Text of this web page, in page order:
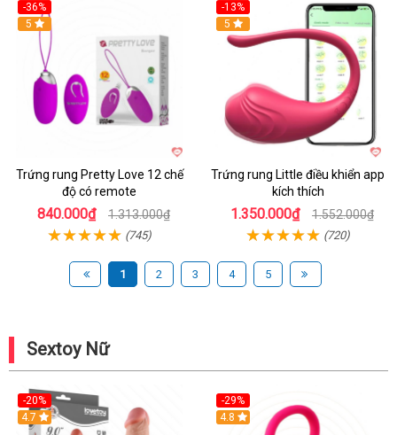
-36%
5
Trứng rung Pretty Love 12 chế
độ có remote
840.000₫ 1.313.000₫
(745)
-13%
Hot
5
Trứng rung Little điều khiển app
kích thích
1.350.000₫ 1.552.000₫
(720)
1 2 3 4 5
Sextoy Nữ
-20%
Hot
4.7
-29%
Hot
4.8